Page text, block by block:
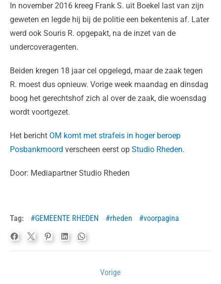
In november 2016 kreeg Frank S. uit Boekel last van zijn
geweten en legde hij bij de politie een bekentenis af. Later
werd ook Souris R. opgepakt, na de inzet van de
undercoveragenten.
Beiden kregen 18 jaar cel opgelegd, maar de zaak tegen
R. moest dus opnieuw. Vorige week maandag en dinsdag
boog het gerechtshof zich al over de zaak, die woensdag
wordt voortgezet.
Het bericht OM komt met strafeis in hoger beroep
Posbankmoord verscheen eerst op Studio Rheden.
Door: Mediapartner Studio Rheden
Tag: GEMEENTE RHEDEN rheden voorpagina
Vorige